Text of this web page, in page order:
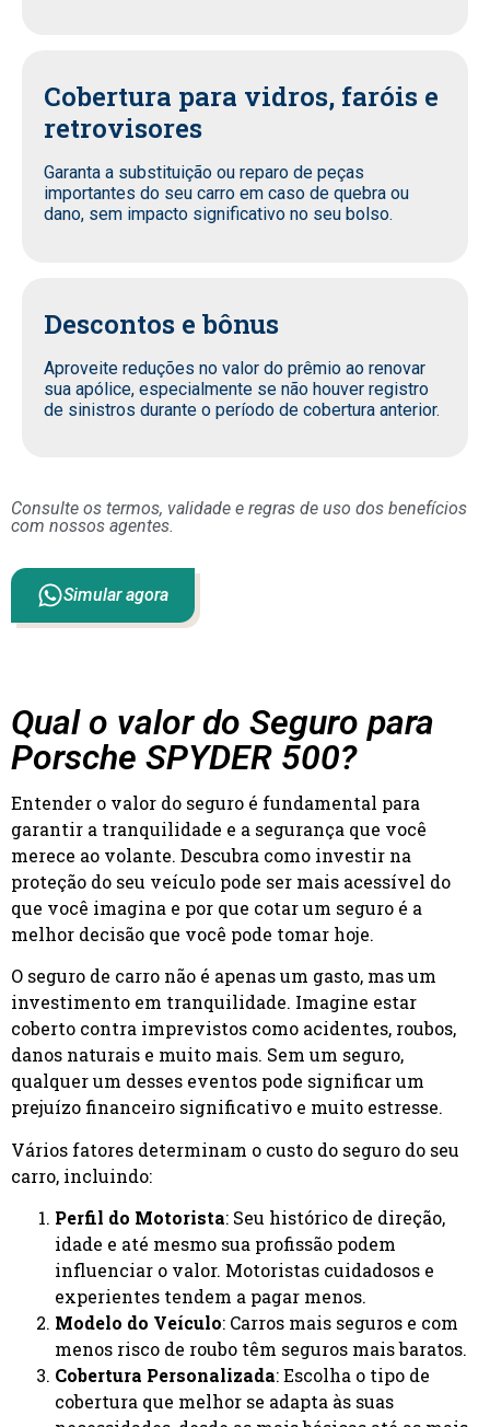
Cobertura para vidros, faróis e
retrovisores
Garanta a substituição ou reparo de peças
importantes do seu carro em caso de quebra ou
dano, sem impacto significativo no seu bolso.
Descontos e bônus
Aproveite reduções no valor do prêmio ao renovar
sua apólice, especialmente se não houver registro
de sinistros durante o período de cobertura anterior.
Consulte os termos, validade e regras de uso dos benefícios
com nossos agentes.
Simular agora
Qual o valor do Seguro para
Porsche SPYDER 500?
Entender o valor do seguro é fundamental para
garantir a tranquilidade e a segurança que você
merece ao volante. Descubra como investir na
proteção do seu veículo pode ser mais acessível do
que você imagina e por que cotar um seguro é a
melhor decisão que você pode tomar hoje.
O seguro de carro não é apenas um gasto, mas um
investimento em tranquilidade. Imagine estar
coberto contra imprevistos como acidentes, roubos,
danos naturais e muito mais. Sem um seguro,
qualquer um desses eventos pode significar um
prejuízo financeiro significativo e muito estresse.
Vários fatores determinam o custo do seguro do seu
carro, incluindo:
Perfil do Motorista: Seu histórico de direção,
idade e até mesmo sua profissão podem
influenciar o valor. Motoristas cuidadosos e
experientes tendem a pagar menos.
Modelo do Veículo: Carros mais seguros e com
menos risco de roubo têm seguros mais baratos.
Cobertura Personalizada: Escolha o tipo de
cobertura que melhor se adapta às suas